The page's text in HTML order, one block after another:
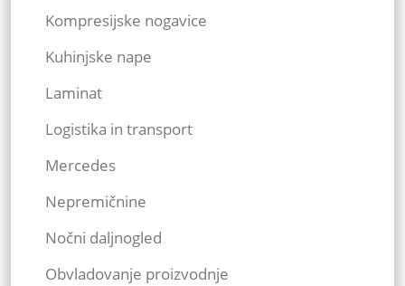
Kompresijske nogavice
Kuhinjske nape
Laminat
Logistika in transport
Mercedes
Nepremičnine
Nočni daljnogled
Obvladovanje proizvodnje